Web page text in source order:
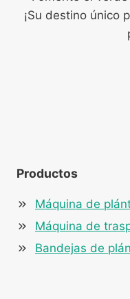
¡Su destino único
Productos
Máquina de
Máquina de
Bandejas de